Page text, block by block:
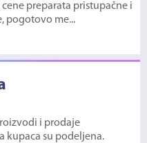
preparata pristupačne i
pogotovo me...
i prodaje
kupaca su podeljena.